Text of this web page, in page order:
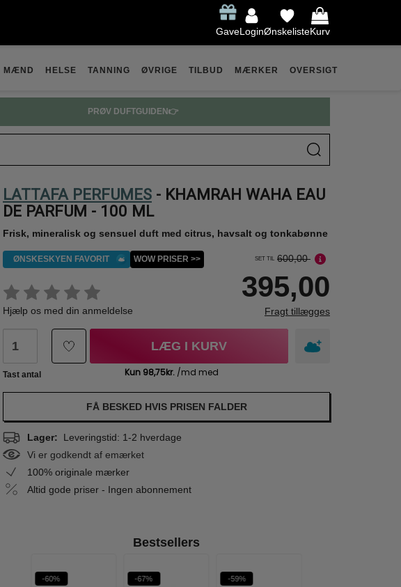
GaveLoginØnskelisteKurv
MÆND HELSE TANNING ØVRIGE TILBUD MÆRKER OVERSIGT
PRØV DUFTGUIDEN👉
LATTAFA PERFUMES - KHAMRAH WAHA EAU
DE PARFUM - 100 ML
Frisk, mineralisk og sensuel duft med citrus, havsalt og tonkabønne
ØNSKESKYEN FAVORIT WOW PRISER >>
Hjælp os med din anmeldelse
SET TIL 600,00
395,00
Fragt tillægges
Tast antal
LÆG I KURV
FÅ BESKED HVIS PRISEN FALDER
Lager: Leveringstid: 1-2 hverdage
Vi er godkendt af emærket
100% originale mærker
Altid gode priser - Ingen abonnement
Bestsellers
-60% -67% -59%